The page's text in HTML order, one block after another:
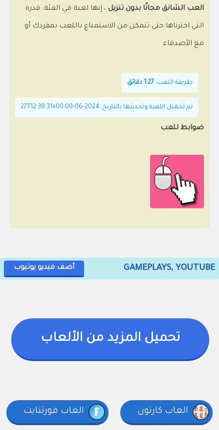
العب الشانق مجانًا بدون تنزيل ، إنها لعبة في الفئة: قدرة
التي اخترناها حتى تتمكن من الاستمتاع باللعب بمفردك أو
مع الأصدقاء.
طريقة اللعب: 1:27 دقائق
تم تحميل اللعبة وتحديثها بالتاريخ: 2024-06-27T12:39:31+00:00
ضوابط للعب
GAMEPLAYS, YOUTUBE أضف فيديو يوتيوب
تحميل المزيد من الألعاب
العاب كارتون العاب فورتنايت